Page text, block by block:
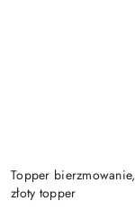
Topper
złoty topper